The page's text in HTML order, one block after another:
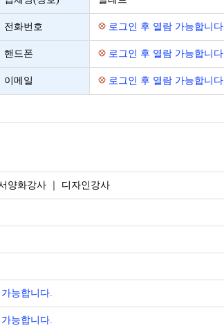
전화번호 로그인 후 열람 가능합니다.
핸드폰 로그인 후 열람 가능합니다.
이메일 로그인 후 열람 가능합니다.
양화강사 ｜ 디자인강사
능합니다.
능합니다.